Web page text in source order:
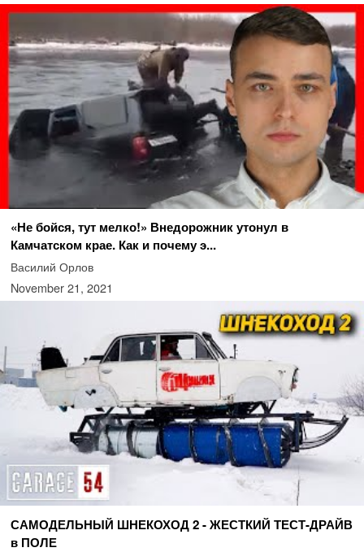
«Не бойся, тут мелко!» Внедорожник утонул в
Камчатском крае. Как и почему э...
Василий Орлов
November 21, 2021
САМОДЕЛЬНЫЙ ШНЕКОХОД 2 - ЖЕСТКИЙ ТЕСТ-ДРАЙВ
в ПОЛЕ